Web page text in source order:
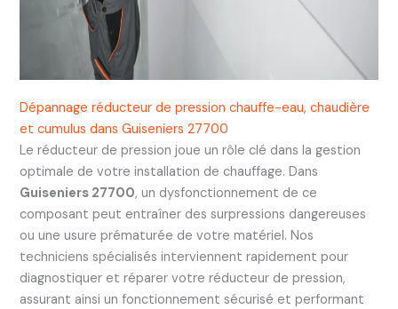
Dépannage réducteur de pression chauffe-eau, chaudière
et cumulus dans Guiseniers 27700
Le réducteur de pression joue un rôle clé dans la gestion
optimale de votre installation de chauffage. Dans
Guiseniers 27700, un dysfonctionnement de ce
composant peut entraîner des surpressions dangereuses
ou une usure prématurée de votre matériel. Nos
techniciens spécialisés interviennent rapidement pour
diagnostiquer et réparer votre réducteur de pression,
assurant ainsi un fonctionnement sécurisé et performant